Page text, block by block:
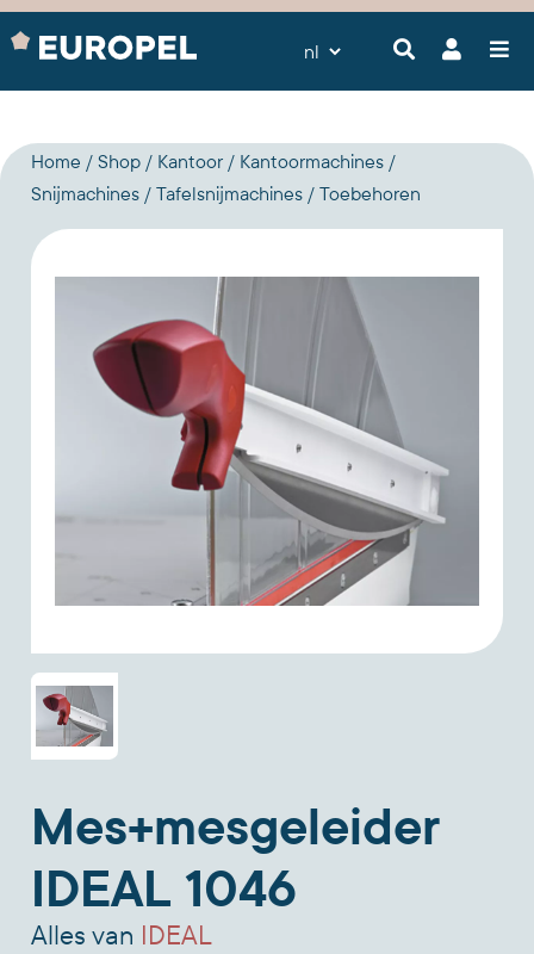
Home Shop Kantoor
Kantoormachines
Snijmachines
Tafelsnijmachines Toebehoren
Mes+mesgeleider
IDEAL 1046
Alles van IDEAL